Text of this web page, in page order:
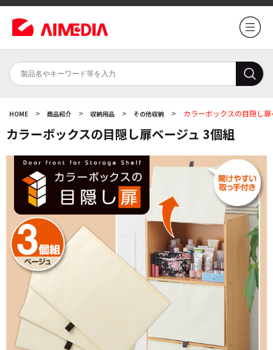
HOME > 商品紹介 > 収納用品 > その他収納 > カラーボックスの目隠し
カラーボックスの目隠し扉ベージュ 3個組